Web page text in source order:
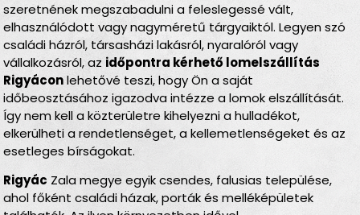
szeretnének megszabadulni a feleslegessé vált,
elhasználódott vagy nagyméretű tárgyaiktól. Legyen szó
családi házról, társasházi lakásról, nyaralóról vagy
vállalkozásról, az időpontra kérhető lomelszállítás
Rigyáconlehetővé teszi, hogy Ön a saját
időbeosztásához igazodva intézze a lomok elszállítását.
Így nem kell a közterületre kihelyezni a hulladékot,
elkerülheti a rendetlenséget, a kellemetlenségeket és az
esetleges bírságokat.
Rigyác Zala megye egyik csendes, falusias települése,
ahol főként családi házak, porták és melléképületek